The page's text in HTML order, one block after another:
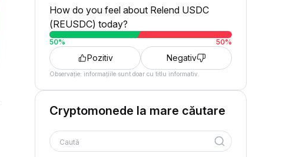
How do you feel about Relend USDC
(REUSDC) today?
50% 50%
Pozitiv Negativ
Observație: informațiile sunt doar cu titlu informativ.
Cryptomonede la mare căutare
Caută